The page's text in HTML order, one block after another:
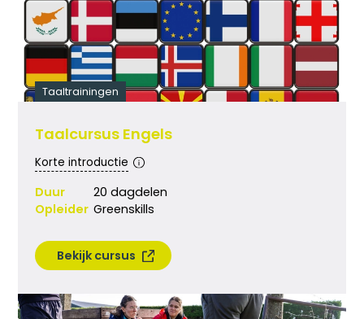
Taaltrainingen
Taalcursus Engels
Korte introductie
Duur
20 dagdelen
Opleider Greenskills
Bekijk cursus